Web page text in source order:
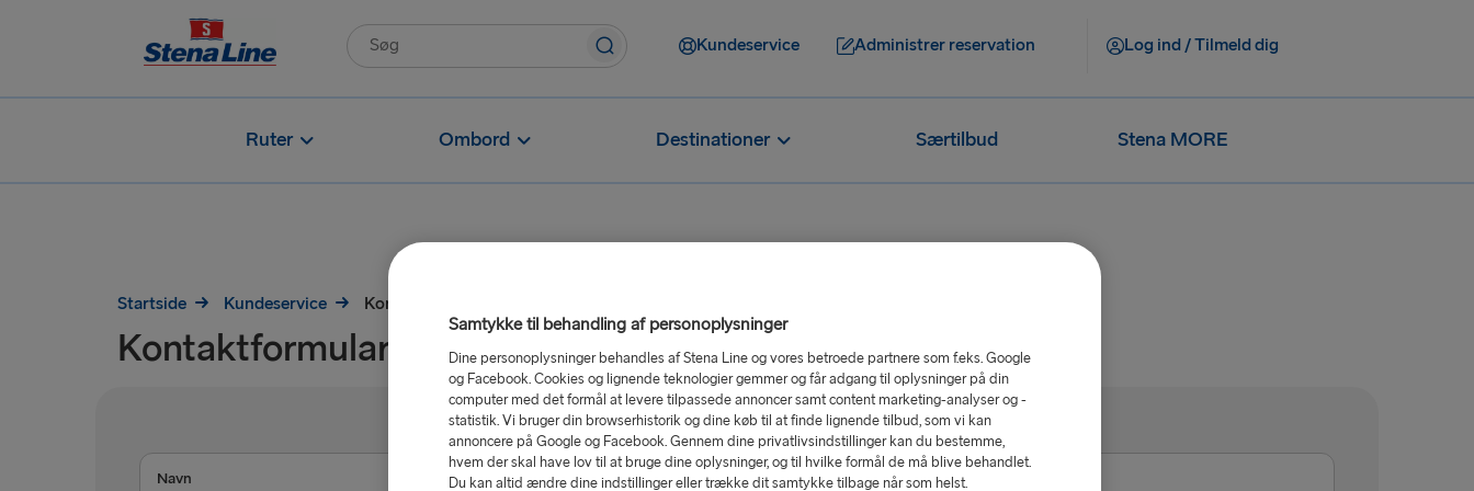
Kundeservice Administrer reservation Log ind / Tilmeld dig
Ruter Ombord Destinationer Særtilbud Stena MORE
Startside Kundeservice Kontaktformular
Kontaktformular
Navn E-mailadresse
Samtykke til behandling af personoplysninger
Dine personoplysninger behandles af Stena Line og vores betroede partnere som f.eks. Google
og Facebook. Cookies og lignende teknologier gemmer og får adgang til oplysninger på din
computer med det formål at levere tilpassede annoncer samt content marketing-analyser og -
statistik. Vi bruger din browserhistorik og dine køb til at finde lignende tilbud, som vi kan
annoncere på Google og Facebook. Gennem dine privatlivsindstillinger kan du bestemme,
hvem der skal have lov til at bruge dine oplysninger, og til hvilke formål de må blive behandlet.
Du kan altid ændre dine indstillinger eller trække dit samtykke tilbage når som helst.